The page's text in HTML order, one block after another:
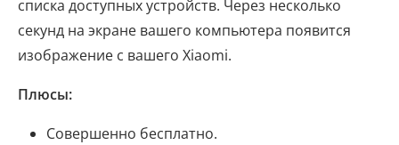
списка доступных устройств. Через несколько
секунд на экране вашего компьютера появится
изображение с вашего Xiaomi.
Плюсы:
Совершенно бесплатно.